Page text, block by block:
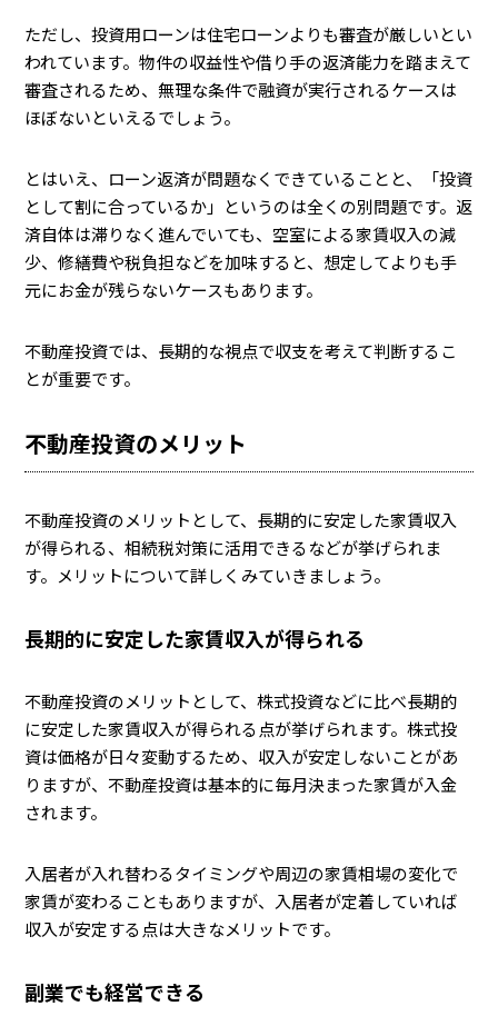
ただし、投資用ローンは住宅ローンよりも審査が厳しいとい
われています。物件の収益性や借り手の返済能力を踏まえて
審査されるため、無理な条件で融資が実行されるケースは
ほぼないといえるでしょう。
とはいえ、ローン返済が問題なくできていることと、「投資
として割に合っているか」というのは全くの別問題です。返
済自体は滞りなく進んでいても、空室による家賃収入の減
少、修繕費や税負担などを加味すると、想定してよりも手
元にお金が残らないケースもあります。
不動産投資では、長期的な視点で収支を考えて判断するこ
とが重要です。
不動産投資のメリット
不動産投資のメリットとして、長期的に安定した家賃収入
が得られる、相続税対策に活用できるなどが挙げられま
す。メリットについて詳しくみていきましょう。
長期的に安定した家賃収入が得られる
不動産投資のメリットとして、株式投資などに比べ長期的
に安定した家賃収入が得られる点が挙げられます。株式投
資は価格が日々変動するため、収入が安定しないことがあ
りますが、不動産投資は基本的に毎月決まった家賃が入金
されます。
入居者が入れ替わるタイミングや周辺の家賃相場の変化で
家賃が変わることもありますが、入居者が定着していれば
収入が安定する点は大きなメリットです。
副業でも経営できる